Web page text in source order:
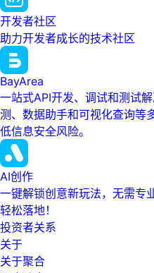
开发者社区
助力开发者成长的技术社区
BayArea
一站式API开发、调试和测试
测、数据助手和可视化查询等
低信息安全风险。
AI创作
一键解锁创意新玩法，无需专
轻松落地！
投资者关系
关于
关于聚合